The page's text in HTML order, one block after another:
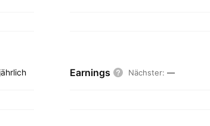
Earnings Nächster: —